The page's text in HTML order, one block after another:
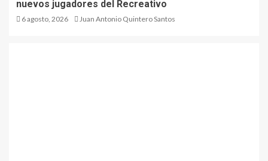
nuevos jugadores del Recreativo
6 agosto, 2026 Juan Antonio Quintero Santos